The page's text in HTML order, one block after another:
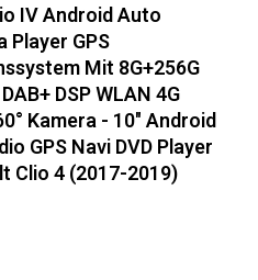
IV Android Auto
Player GPS
Mit 8G+256G
DSP WLAN 4G
Kamera - 10" Android
GPS Navi DVD Player
Clio 4 (2017-2019)